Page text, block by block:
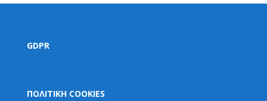
GDPR
ΠΟΛΙΤΙΚΗ COOKIES